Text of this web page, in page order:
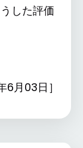
した評価
6月03日］